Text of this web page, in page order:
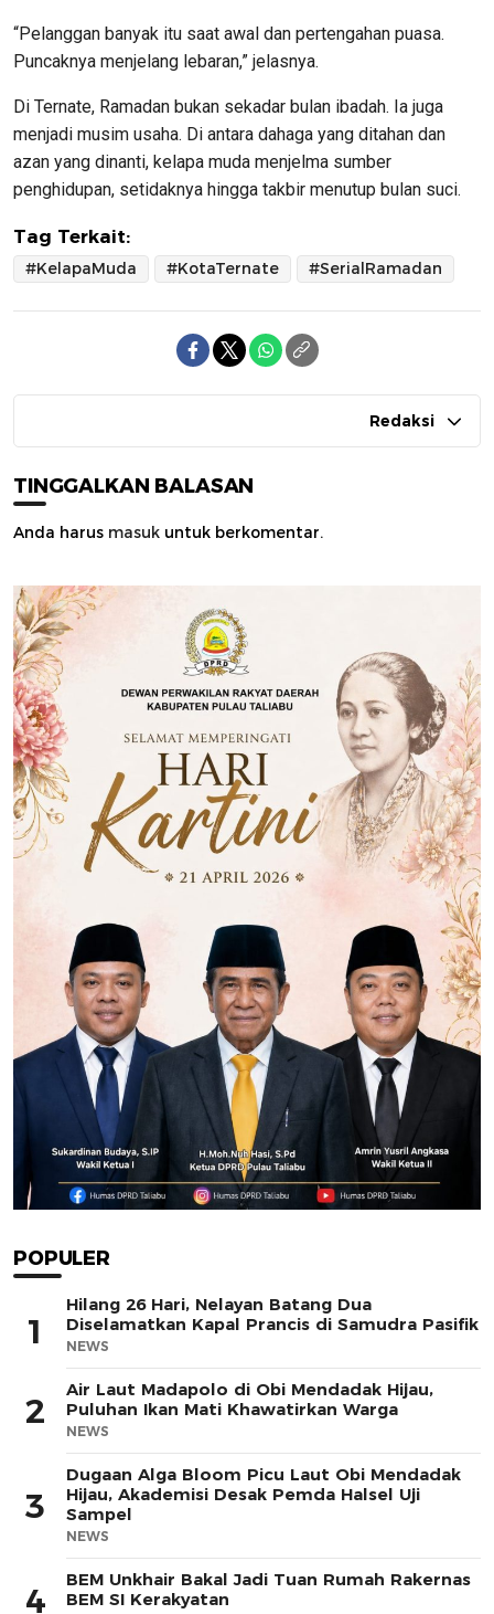
“Pelanggan banyak itu saat awal dan pertengahan puasa.
Puncaknya menjelang lebaran,” jelasnya.
Di Ternate, Ramadan bukan sekadar bulan ibadah. Ia juga
menjadi musim usaha. Di antara dahaga yang ditahan dan
azan yang dinanti, kelapa muda menjelma sumber
penghidupan, setidaknya hingga takbir menutup bulan suci.
Tag Terkait:
#KelapaMuda #KotaTernate #SerialRamadan
Redaksi
TINGGALKAN BALASAN
Anda harus masuk untuk berkomentar.
POPULER
1
Hilang 26 Hari, Nelayan Batang Dua
Diselamatkan Kapal Prancis di Samudra Pasifik
NEWS
2
Air Laut Madapolo di Obi Mendadak Hijau,
Puluhan Ikan Mati Khawatirkan Warga
NEWS
3
Dugaan Alga Bloom Picu Laut Obi Mendadak
Hijau, Akademisi Desak Pemda Halsel Uji
Sampel
NEWS
4
BEM Unkhair Bakal Jadi Tuan Rumah Rakernas
BEM SI Kerakyatan